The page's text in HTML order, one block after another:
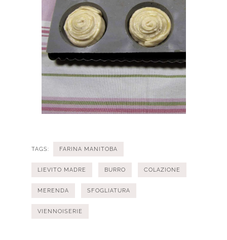
TAGS: FARINA MANITOBA
LIEVITO MADRE BURRO COLAZIONE
MERENDA SFOGLIATURA
VIENNOISERIE